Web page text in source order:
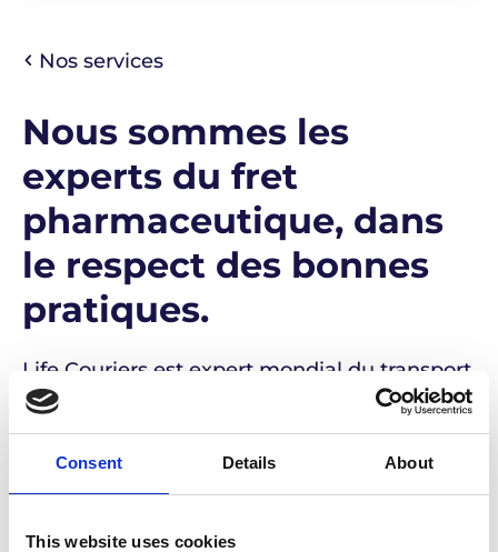
Consent Details About
This website uses cookies
Nos services
Nous sommes les
experts du fret
pharmaceutique, dans
le respect des bonnes
pratiques.
Life Couriers est expert mondial du transport
de produits pharmaceutiques, car
l’entreprise applique strictement les bonnes
pratiques.